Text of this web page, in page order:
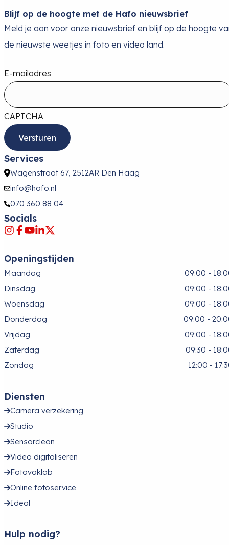
Blijf op de hoogte met de Hafo nieuwsbrief
Meld je aan voor onze nieuwsbrief en blijf op de hoogte
de nieuwste weetjes in foto en video land.
E-mailadres
CAPTCHA
Services
Wagenstraat 67, 2512AR Den Haag
info@hafo.nl
070 360 88 04
Socials
Openingstijden
Maandag
09:00 -
Dinsdag
09:00 -
Woensdag
09:00 -
Donderdag
09:00 -
Vrijdag
09:00 -
Zaterdag
09:30 -
Zondag
12:00 -
Diensten
Camera verzekering
Studio
Sensorclean
Video digitaliseren
Fotovaklab
Online fotoservice
Ideal
Hulp nodig?